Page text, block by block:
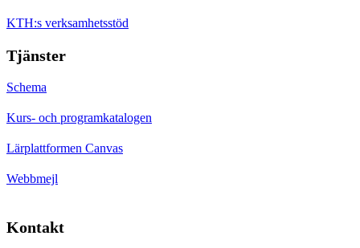
KTH:s verksamhetsstöd
Tjänster
Schema
Kurs- och programkatalogen
Lärplattformen Canvas
Webbmejl
Kontakt